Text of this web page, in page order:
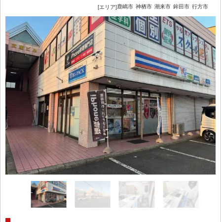
[エリア]鹿嶋市 神栖市 潮来市 鉾田市 行方市